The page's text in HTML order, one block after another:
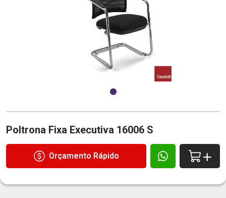
Poltrona Fixa Executiva 16006 S
Orçamento Rápido